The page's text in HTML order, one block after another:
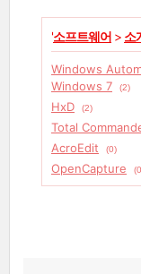
'소프트웨어 > 소
Windows
Windows 7
(2)
HxD
(2)
Total
AcroEdit
(0)
OpenCapture